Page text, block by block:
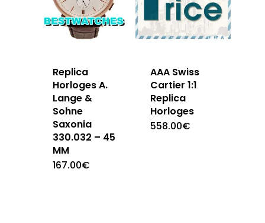
Replica
Horloges A.
Lange &
Sohne
Saxonia
330.032 – 45
MM
167.00€
AAA Swiss
Cartier 1:1
Replica
Horloges
558.00€